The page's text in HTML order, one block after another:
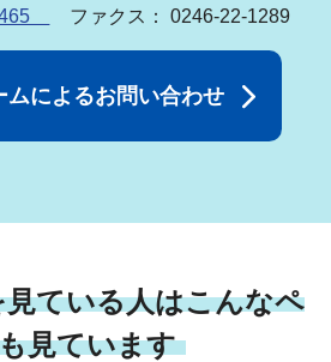
ファクス： 0246-22-1289
ムによるお問い合わせ
ている人はこんなペ
見ています